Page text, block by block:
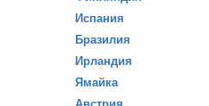
Испания
Бразилия
Ирландия
Ямайка